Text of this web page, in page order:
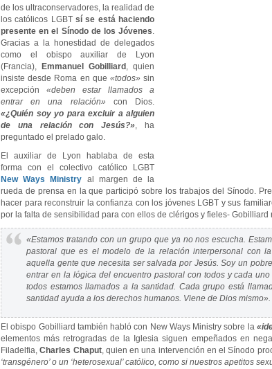
de los ultraconservadores, la realidad de
los católicos LGBT sí se está haciendo
presente en el Sínodo de los Jóvenes.
Gracias a la honestidad de delegados
como el obispo auxiliar de Lyon
(Francia),
Emmanuel Gobilliard , quien
insiste desde Roma en que «todos» sin
excepción «deben estar llamados a
entrar en una relación» con Dios.
«¿Quién soy yo para excluir a alguien
de una relación con Jesús?», ha
preguntado el prelado galo.
El auxiliar de Lyon hablaba de esta
forma con el colectivo católico LGBT
New Ways Ministry al margen de la
rueda de prensa en la que participó sobre los trabajos del Sínodo.
hacer para reconstruir la confianza con los jóvenes LGBT y sus
por la falta de sensibilidad para con ellos de clérigos y fieles- Gobilliard
«Estamos tratando con un grupo que ya no nos escucha.
pastoral que es el modelo de la relación interpersonal con
aquella gente que necesita ser salvada por Jesús. Soy un
entrar en la lógica del encuentro pastoral con todos y cada
todos estamos llamados a la santidad. Cada grupo está
santidad ayuda a los derechos humanos. Viene de Dios mismo».
El obispo Gobilliard también habló con New Ways Ministry sobre la
elementos más retrogradas de la Iglesia siguen empeñados en
Filadelfia,Charles Chaput, quien en una intervención en el Sínodo
‘transgénero’ o un ‘heterosexual’ católico, como si nuestros apetitos